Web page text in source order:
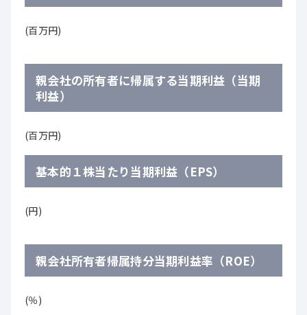
(百万円)
親会社の所有者に帰属する当期利益（当期
利益）
(百万円)
基本的１株当たり当期利益（EPS）
(円)
親会社所有者帰属持分当期利益率（ROE）
(％)